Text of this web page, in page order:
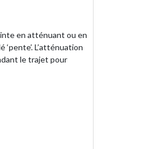
en atténuant ou en
L’atténuation
le trajet pour